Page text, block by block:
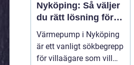
Nyköping: Så väljer
du rätt lösning för
din bostad
Värmepump i Nyköping
är ett vanligt sökbegrepp
för villaägare som vill